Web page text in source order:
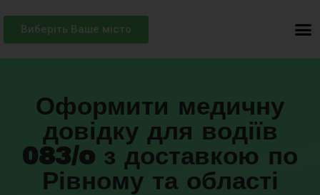
Виберіть Ваше місто
Оформити медичну
довідку для водіїв
083/o з доставкою по
Рівному та області